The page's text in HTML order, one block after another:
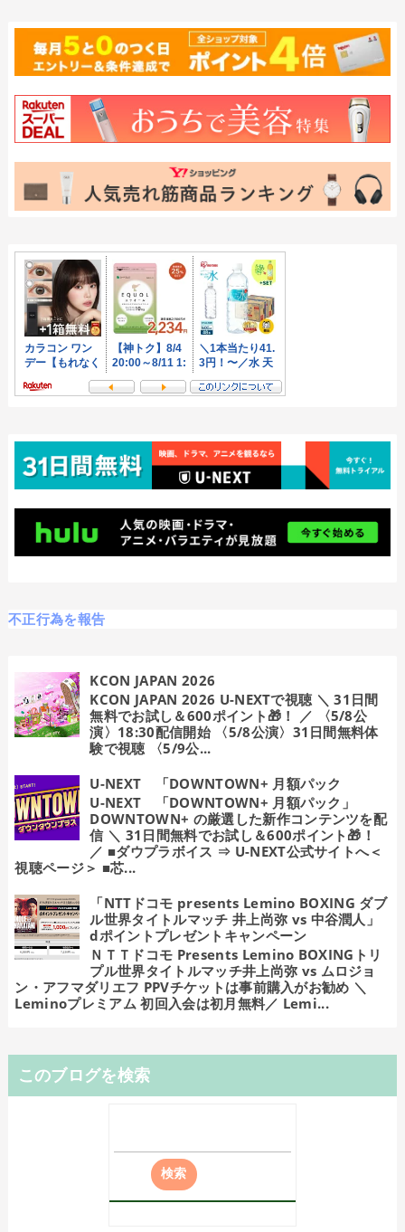
不正行為を報告
KCON JAPAN 2026
KCON JAPAN 2026 U-NEXTで視聴 ＼ 31日間
無料でお試し＆600ポイント🎁！ ／ 〈5/8公
演〉18:30配信開始 〈5/8公演〉31日間無料体
験で視聴 〈5/9公...
U-NEXT 「DOWNTOWN+ 月額パック
U-NEXT 「DOWNTOWN+ 月額パック」
DOWNTOWN+ の厳選した新作コンテンツを配
信 ＼ 31日間無料でお試し＆600ポイント🎁！
／ ■ダウプラボイス ⇒ U-NEXT公式サイトへ＜
視聴ページ＞ ■芯...
「NTTドコモ presents Lemino BOXING ダブ
ル世界タイトルマッチ 井上尚弥 vs 中谷潤人」
dポイントプレゼントキャンペーン
ＮＴＴドコモ Presents Lemino BOXINGトリ
プル世界タイトルマッチ井上尚弥 vs ムロジョ
ン・アフマダリエフ PPVチケットは事前購入がお勧め ＼
Leminoプレミアム 初回入会は初月無料／ Lemi...
このブログを検索